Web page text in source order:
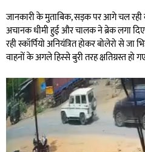
जानकारी के मुताबिक, सड़क पर आगे चल रही
अचानक धीमी हुई और चालक ने ब्रेक लगा
रही स्कॉर्पियो अनियंत्रित होकर बोलेरो से जा
वाहनों के अगले हिस्से बुरी तरह क्षतिग्रस्त हो